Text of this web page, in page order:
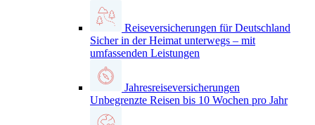
Reiseversicherungen für Deutschland
Sicher in der Heimat unterwegs – mit
umfassenden Leistungen
Jahresreiseversicherungen
Unbegrenzte Reisen bis 10 Wochen pro Jahr